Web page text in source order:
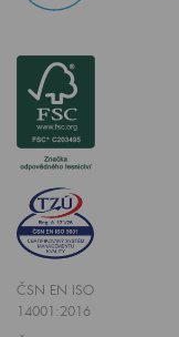
ČSN EN ISO
14001:2016